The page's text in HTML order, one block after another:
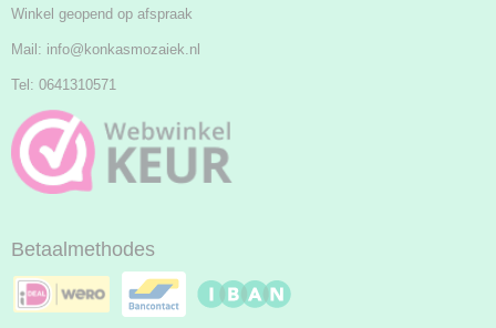
Winkel geopend op afspraak
Mail: info@konkasmozaiek.nl
Tel: 0641310571
Betaalmethodes